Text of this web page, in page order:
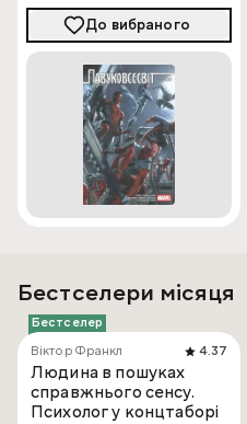
До вибраного
Бестселери місяця
Бестселер
Віктор Франкл
4.37
Людина в пошуках
справжнього сенсу.
Психолог у концтаборі